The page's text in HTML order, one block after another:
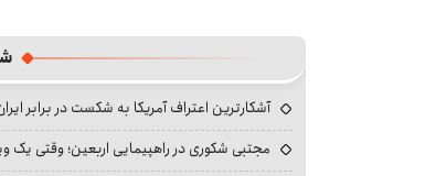
آشکارترین اعتراف آمریکا به شکست در برابر
مجتبی شکوری در راهپیمایی اربعین؛ وقتی یک